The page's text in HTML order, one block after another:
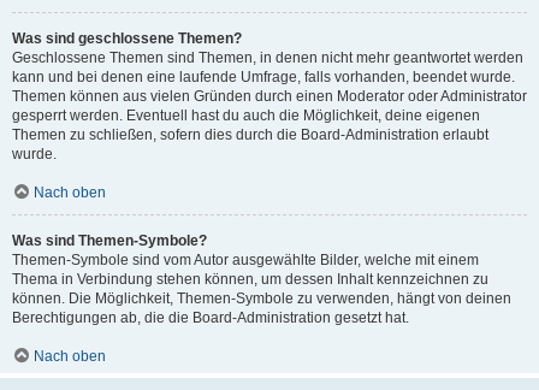
Was sind geschlossene Themen?
Geschlossene Themen sind Themen, in denen nicht mehr geantwortet werden
kann und bei denen eine laufende Umfrage, falls vorhanden, beendet wurde.
Themen können aus vielen Gründen durch einen Moderator oder Administrator
gesperrt werden. Eventuell hast du auch die Möglichkeit, deine eigenen
Themen zu schließen, sofern dies durch die Board-Administration erlaubt
wurde.
Nach oben
Was sind Themen-Symbole?
Themen-Symbole sind vom Autor ausgewählte Bilder, welche mit einem
Thema in Verbindung stehen können, um dessen Inhalt kennzeichnen zu
können. Die Möglichkeit, Themen-Symbole zu verwenden, hängt von deinen
Berechtigungen ab, die die Board-Administration gesetzt hat.
Nach oben